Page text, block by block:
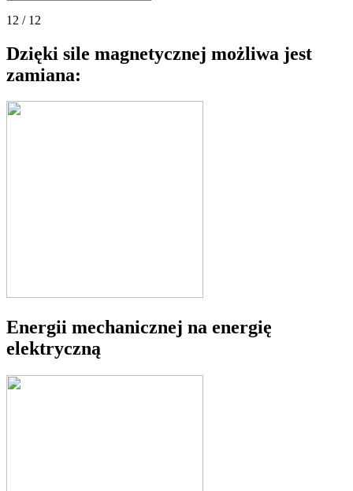
12 / 12
Dzięki sile magnetycznej możliwa jest
zamiana:
Energii mechanicznej na energię
elektryczną